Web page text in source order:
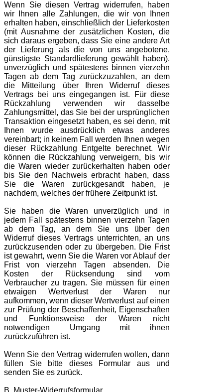
Wenn Sie diesen Vertrag widerrufen, haben
wir Ihnen alle Zahlungen, die wir von Ihnen
erhalten haben, einschließlich der Lieferkosten
(mit Ausnahme der zusätzlichen Kosten, die
sich daraus ergeben, dass Sie eine andere Art
der Lieferung als die von uns angebotene,
günstigste Standardlieferung gewählt haben),
unverzüglich und spätestens binnen vierzehn
Tagen ab dem Tag zurückzuzahlen, an dem
die Mitteilung über Ihren Widerruf dieses
Vertrags bei uns eingegangen ist. Für diese
Rückzahlung verwenden wir dasselbe
Zahlungsmittel, das Sie bei der ursprünglichen
Transaktion eingesetzt haben, es sei denn, mit
Ihnen wurde ausdrücklich etwas anderes
vereinbart; in keinem Fall werden Ihnen wegen
dieser Rückzahlung Entgelte berechnet. Wir
können die Rückzahlung verweigern, bis wir
die Waren wieder zurückerhalten haben oder
bis Sie den Nachweis erbracht haben, dass
Sie die Waren zurückgesandt haben, je
nachdem, welches der frühere Zeitpunkt ist.
Sie haben die Waren unverzüglich und in
jedem Fall spätestens binnen vierzehn Tagen
ab dem Tag, an dem Sie uns über den
Widerruf dieses Vertrags unterrichten, an uns
zurückzusenden oder zu übergeben. Die Frist
ist gewahrt, wenn Sie die Waren vor Ablauf der
Frist von vierzehn Tagen absenden. Die
Kosten der Rücksendung sind vom
Verbraucher zu tragen. Sie müssen für einen
etwaigen Wertverlust der Waren nur
aufkommen, wenn dieser Wertverlust auf einen
zur Prüfung der Beschaffenheit, Eigenschaften
und Funktionsweise der Waren nicht
notwendigen Umgang mit ihnen
zurückzuführen ist.
Wenn Sie den Vertrag widerrufen wollen, dann
füllen Sie bitte dieses Formular aus und
senden Sie es zurück.